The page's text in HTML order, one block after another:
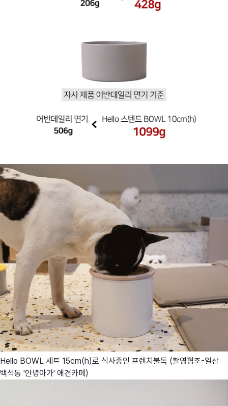
Hello BOWL 세트 15cm(h)로 식사중인 프렌치불독 (촬영협조-일산
백석동 '안녕아가' 애견카페)